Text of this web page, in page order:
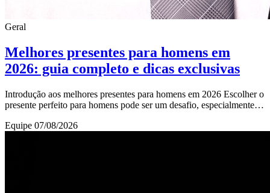
Geral
Melhores presentes para homens em
2026: guia completo e dicas exclusivas
Introdução aos melhores presentes para homens em 2026 Escolher o
presente perfeito para homens pode ser um desafio, especialmente
Equipe 07/08/2026